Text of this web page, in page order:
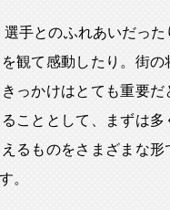
選手とのふれあいだっ
観て感動したり。街の
っかけはとても重要だ
こととして、まずは多
るものをさまざまな形
。